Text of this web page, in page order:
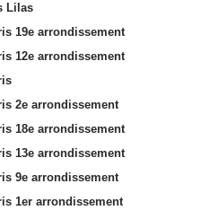
Lilas
19e arrondissement
12e arrondissement
2e arrondissement
18e arrondissement
13e arrondissement
9e arrondissement
1er arrondissement